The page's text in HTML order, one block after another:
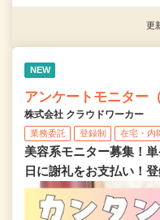
更
NEW
アンケートモニター
株式会社 クラウドワーカー
業務委託 登録制 在宅・内
美容系モニター募集！
日に謝礼をお支払い！